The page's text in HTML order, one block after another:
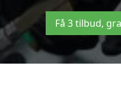
Få 3 tilbud,